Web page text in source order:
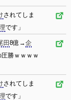
されてしま
です」
田 8億→企
圧勝ｗｗｗｗ
されてしま
です」